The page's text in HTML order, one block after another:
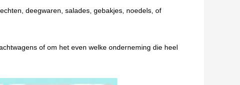
deegwaren, salades, gebakjes, noedels, of
of om het even welke onderneming die heel